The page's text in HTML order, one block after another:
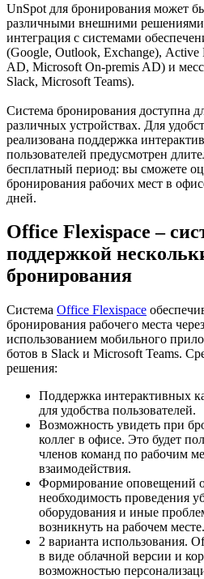
UnSpot для бронирования может
различными внешними
интеграция с системами
(Google, Outlook, Exchange),
AD, Microsoft On-premis AD) и
Slack, Microsoft Teams).
Система бронирования доступна
различных устройствах. Для
реализована поддержка
пользователей предусмотрен
бесплатный период: вы сможете
бронирования рабочих мест в
дней.
Office Flexispace –
поддержкой
бронирования
Система Office Flexispace
бронирования рабочего места
использованием мобильного
ботов в Slack и Microsoft Teams.
решения:
Поддержка интерактивных
для удобства пользователей.
Возможность увидеть при
коллег в офисе. Это будет
членов команд по рабочим
взаимодействия.
Формирование оповещений
необходимость проведения
оборудования и иные
возникнуть на рабочем месте.
2 варианта использования.
в виде облачной версии и
возможностью